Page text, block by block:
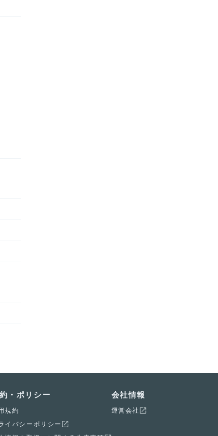
・ポリシー
規約
イバシーポリシー
会社情報
運営会社